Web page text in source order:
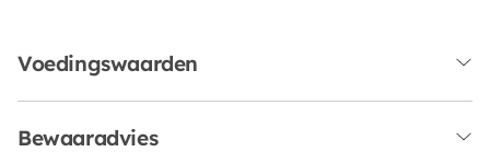
Voedingswaarden
Bewaaradvies